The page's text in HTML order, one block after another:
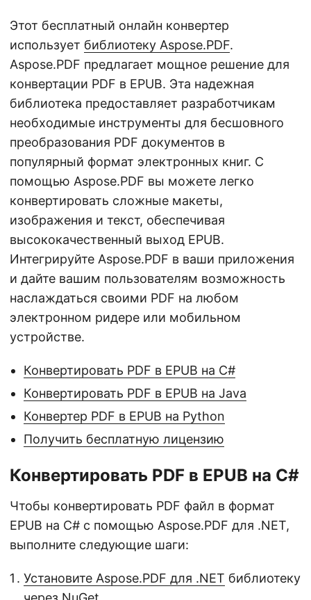
Этот бесплатный онлайн конвертер
использует библиотеку Aspose.PDF.
Aspose.PDF предлагает мощное решение для
конвертации PDF в EPUB. Эта надежная
библиотека предоставляет разработчикам
необходимые инструменты для бесшовного
преобразования PDF документов в
популярный формат электронных книг. С
помощью Aspose.PDF вы можете легко
конвертировать сложные макеты,
изображения и текст, обеспечивая
высококачественный выход EPUB.
Интегрируйте Aspose.PDF в ваши приложения
и дайте вашим пользователям возможность
наслаждаться своими PDF на любом
электронном ридере или мобильном
устройстве.
Конвертировать PDF в EPUB на C#
Конвертировать PDF в EPUB на Java
Конвертер PDF в EPUB на Python
Получить бесплатную лицензию
Конвертировать PDF в EPUB на C#
Чтобы конвертировать PDF файл в формат
EPUB на C# с помощью Aspose.PDF для .NET,
выполните следующие шаги:
Установите Aspose.PDF для .NET библиотеку